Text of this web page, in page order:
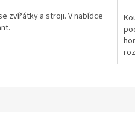
zvířátky a stroji. V nabídce